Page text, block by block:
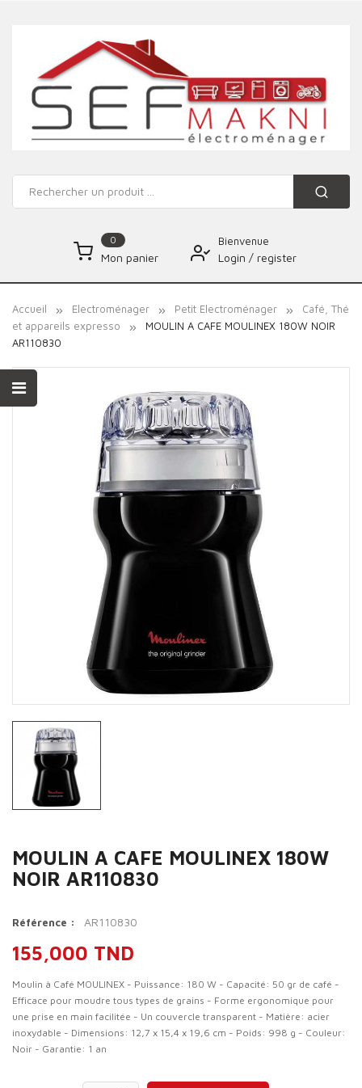
0
Mon panier
Bienvenue
Login / register
Accueil Electroménager Petit Electroménager
Café, Thé
et appareils expresso
MOULIN A CAFE MOULINEX 180W NOIR
AR110830
MOULIN A CAFE MOULINEX 180W
NOIR AR110830
Référence : AR110830
155,000 TND
Moulin à Café MOULINEX - Puissance: 180 W - Capacité: 50 gr de café -
Efficace pour moudre tous types de grains - Forme ergonomique pour
une prise en main facilitée - Un couvercle transparent - Matière: acier
inoxydable - Dimensions: 12,7 x 15,4 x 19,6 cm - Poids: 998 g - Couleur:
Noir - Garantie: 1 an